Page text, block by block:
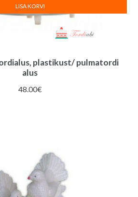
plastikust/ pulmatordi
alus
48.00€
LISA KORVI